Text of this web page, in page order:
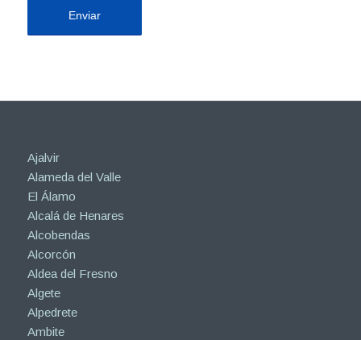
Ajalvir
Alameda del Valle
El Álamo
Alcalá de Henares
Alcobendas
Alcorcón
Aldea del Fresno
Algete
Alpedrete
Ambite